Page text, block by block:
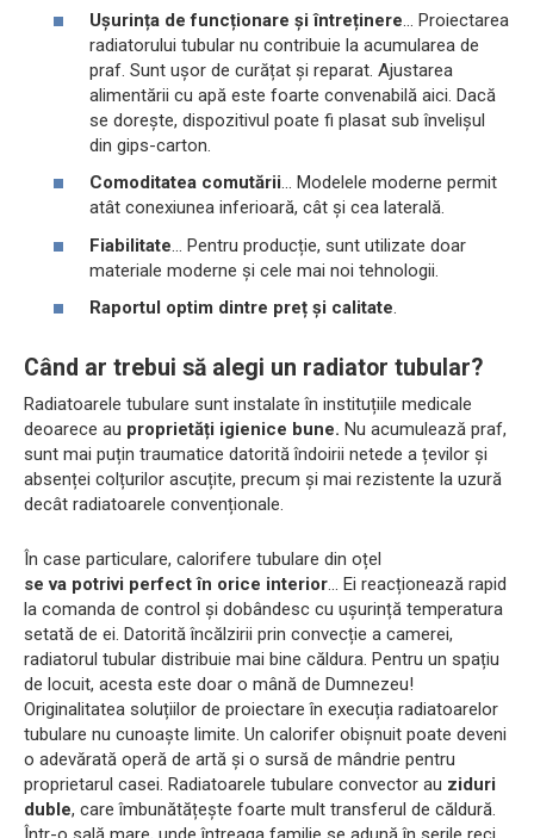
Ușurința de funcționare și întreținere... Proiectarea
radiatorului tubular nu contribuie la acumularea de
praf. Sunt ușor de curățat și reparat. Ajustarea
alimentării cu apă este foarte convenabilă aici. Dacă
se dorește, dispozitivul poate fi plasat sub învelișul
din gips-carton.
Comoditatea comutării... Modelele moderne permit
atât conexiunea inferioară, cât și cea laterală.
Fiabilitate... Pentru producție, sunt utilizate doar
materiale moderne și cele mai noi tehnologii.
Raportul optim dintre preț și calitate.
Când ar trebui să alegi un radiator tubular?
Radiatoarele tubulare sunt instalate în instituțiile medicale
deoarece au proprietăți igienice bune. Nu acumulează praf,
sunt mai puțin traumatice datorită îndoirii netede a țevilor și
absenței colțurilor ascuțite, precum și mai rezistente la uzură
decât radiatoarele convenționale.
În case particulare, calorifere tubulare din oțel
se va potrivi perfect în orice interior... Ei reacționează rapid
la comanda de control și dobândesc cu ușurință temperatura
setată de ei. Datorită încălzirii prin convecție a camerei,
radiatorul tubular distribuie mai bine căldura. Pentru un spațiu
de locuit, acesta este doar o mână de Dumnezeu!
Originalitatea soluțiilor de proiectare în execuția radiatoarelor
tubulare nu cunoaște limite. Un calorifer obișnuit poate deveni
o adevărată operă de artă și o sursă de mândrie pentru
proprietarul casei. Radiatoarele tubulare convector au ziduri
duble, care îmbunătățește foarte mult transferul de căldură.